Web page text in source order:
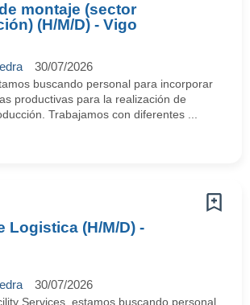
montaje (sector
(H/M/D) - Vigo
30/07/2026
buscando personal para incorporar
productivas para la realización de
Trabajamos con diferentes ...
Logistica (H/M/D) -
30/07/2026
Services, estamos buscando personal